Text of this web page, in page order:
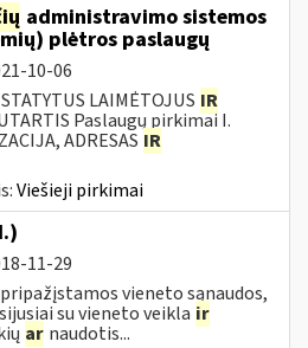
administravimo sistemos
plėtros paslaugų
10-06
LAIMĖTOJUS IR
Paslaugų pirkimai I.
ADRESAS IR
Viešieji pirkimai
11-29
vieneto sąnaudos,
su vieneto veikla ir
ar naudotis...